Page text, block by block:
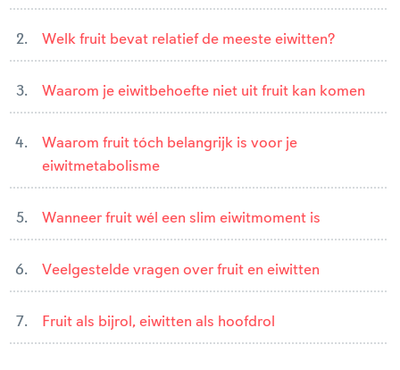
Welk fruit bevat relatief de meeste eiwitten?
Waarom je eiwitbehoefte niet uit fruit kan komen
Waarom fruit tóch belangrijk is voor je
eiwitmetabolisme
Wanneer fruit wél een slim eiwitmoment is
Veelgestelde vragen over fruit en eiwitten
Fruit als bijrol, eiwitten als hoofdrol